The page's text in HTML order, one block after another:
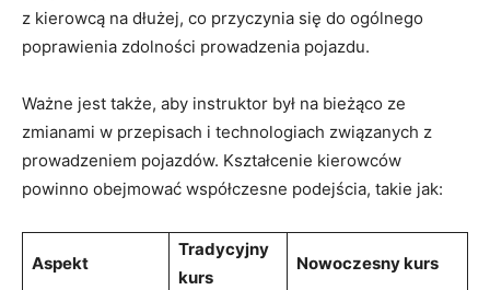
z ⁤kierowcą na dłużej, co przyczynia się do‌ ogólnego
poprawienia zdolności prowadzenia pojazdu.
Ważne jest także, aby instruktor był na ‍bieżąco ​ze
zmianami w przepisach i‍ technologiach związanych z
‍prowadzeniem pojazdów. Kształcenie kierowców
powinno obejmować współczesne⁢ podejścia,⁣ takie ​jak:
Aspekt
Tradycyjny
kurs
Nowoczesny kurs